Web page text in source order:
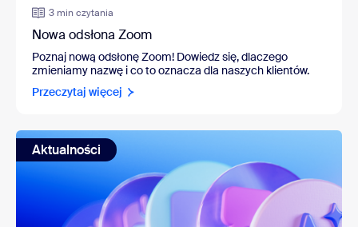
3 min czytania
Nowa odsłona Zoom
Poznaj nową odsłonę Zoom! Dowiedz się, dlaczego
zmieniamy nazwę i co to oznacza dla naszych klientów.
Przeczytaj więcej
Aktualności